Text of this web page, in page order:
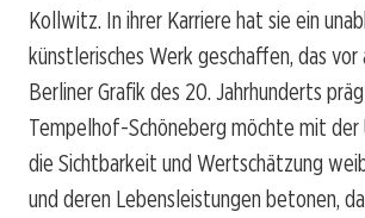
Kollwitz. In ihrer Karriere hat sie ein
künstlerisches Werk geschaffen, das vor
Berliner Grafik des 20. Jahrhunderts
Tempelhof-Schöneberg möchte mit der
die Sichtbarkeit und Wertschätzung
und deren Lebensleistungen betonen,